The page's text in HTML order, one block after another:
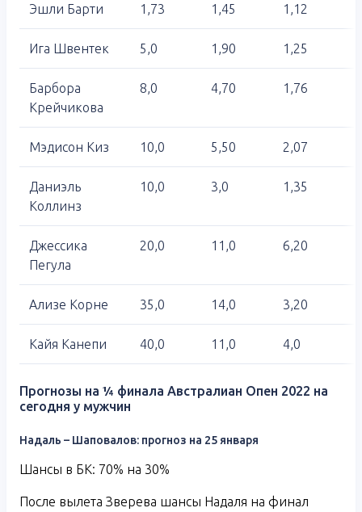
Эшли Барти 1,73 1,45 1,12
Ига Швентек 5,0 1,90 1,25
Барбора
Крейчикова
8,0 4,70 1,76
Мэдисон Киз 10,0 5,50 2,07
Даниэль
Коллинз
10,0 3,0 1,35
Джессика
Пегула
20,0 11,0 6,20
Ализе Корне 35,0 14,0 3,20
Кайя Канепи 40,0 11,0 4,0
Прогнозы на ¼ финала Австралиан Опен 2022 на
сегодня у мужчин
Надаль – Шаповалов: прогноз на 25 января
Шансы в БК: 70% на 30%
После вылета Зверева шансы Надаля на финал